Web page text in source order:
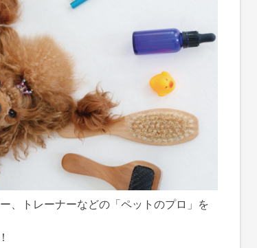
、トレーナーなどの「ペットのプロ」を